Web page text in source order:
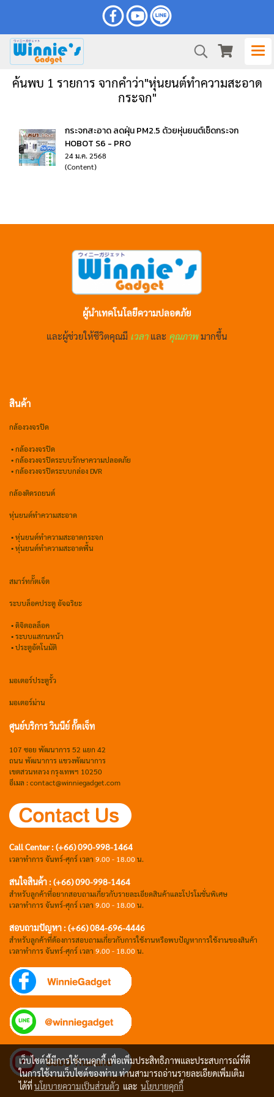
ค้นพบ 1 รายการ จากคำว่า"หุ่นยนต์ทำความสะอาด
กระจก"
กระจกสะอาด ลดฝุ่น PM2.5 ด้วยหุ่นยนต์เช็ดกระจก
HOBOT S6 - PRO
24 ม.ค. 2568
(Content)
ผู้นำเทคโนโลยีความปลอดภัย
และผู้ช่วยให้ชีวิตคุณมี เวลา และ คุณภาพ มากขึ้น
สินค้า
กล้องวงจรปิด
•กล้องวงจรปิด
•กล้องวงจรปิดระบบรักษาความปลอดภัย
• กล้องวงจรปิดระบบกล่อง DVR
กล้องติดรถยนต์
หุ่นยนต์ทำความสะอาด
•หุ่นยนต์ทำความสะอาดกระจก
•หุ่นยนต์ทำความสะอาดพื้น
สมาร์ทกั๊ตเจ็ต
ระบบล็อคประตู อัจฉริยะ
•ดิจิตอลล็อค
• ระบบแสกนหน้า
• ประตูอัตโนมัติ
มอเตอร์ประตูรั้ว
มอเตอร์ม่าน
ศูนย์บริการ วินนีย์ กั๊ตเจ็ท
107 ซอย พัฒนาการ 52 แยก 42
ถนน พัฒนาการ แขวงพัฒนาการ
เขตสวนหลวง กรุงเทพฯ 10250
อีเมล : contact@winniegadget.com
Call Center : (+66) 090-998-1464
เวลาทำการ จันทร์-ศุกร์ เวลา 9.00 - 18.00 น.
สนใจสินค้า : (+66) 090-998-1464
สำหรับลูกค้าที่อยากสอบถามเกี่ยวกับรายละเอียดสินค้าและโปรโมชั่นพิเศษ
เวลาทำการ จันทร์-ศุกร์ เวลา 9.00 - 18.00 น.
สอบถามปัญหา : (+66)084-696-4446
สำหรับลูกค้าที่ต้องการสอบถามเกี่ยวกับการใช้งานหรือพบปัญหาการใช้งานของสินค้า
เวลาทำการ จันทร์-ศุกร์ เวลา 9.00 - 18.00 น.
เว็บไซต์นี้มีการใช้งานคุกกี้ เพื่อเพิ่มประสิทธิภาพและประสบการณ์ที่ดี
ในการใช้งานเว็บไซต์ของท่าน ท่านสามารถอ่านรายละเอียดเพิ่มเติม
ได้ที่นโยบายความเป็นส่วนตัว และ นโยบายคุกกี้